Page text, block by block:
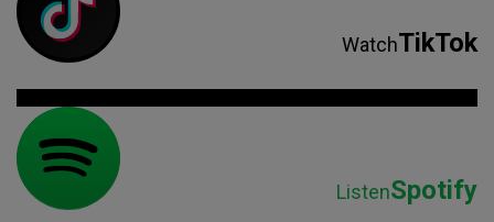
WatchTikTok
ListenSpotify